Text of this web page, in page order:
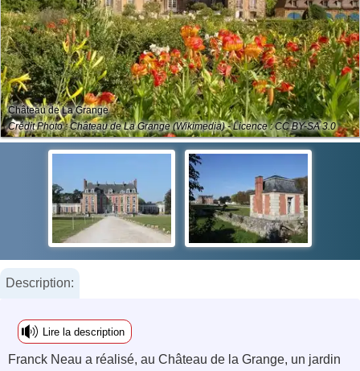
Château de La Grange
Crédit Photo : Château de La Grange (Wikimedia) - Licence : CC BY-SA 3.0
Description:
Lire la description
Franck Neau a réalisé, au Château de la Grange, un jardin